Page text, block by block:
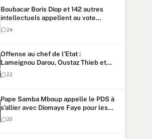
Boubacar Boris Diop et 142 autres
intellectuels appellent au vote
urgent de la révision
constitutionnelle
24
Offense au chef de l’Etat :
Lameignou Darou, Oustaz Thieb et
Ndiaye Touba lourdement
condamnés
22
Pape Samba Mboup appelle le PDS à
s’allier avec Diomaye Faye pour les
locales et tacle Sonko
20